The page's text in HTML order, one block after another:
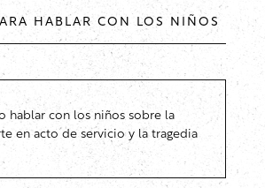
HABLAR CON LOS NIÑOS
hablar con los niños sobre la
en acto de servicio y la tragedia